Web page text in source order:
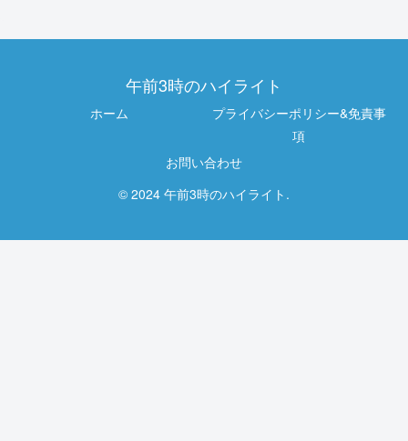
午前3時のハイライト
ホーム
プライバシーポリシー&免責事
項
お問い合わせ
© 2024 午前3時のハイライト.